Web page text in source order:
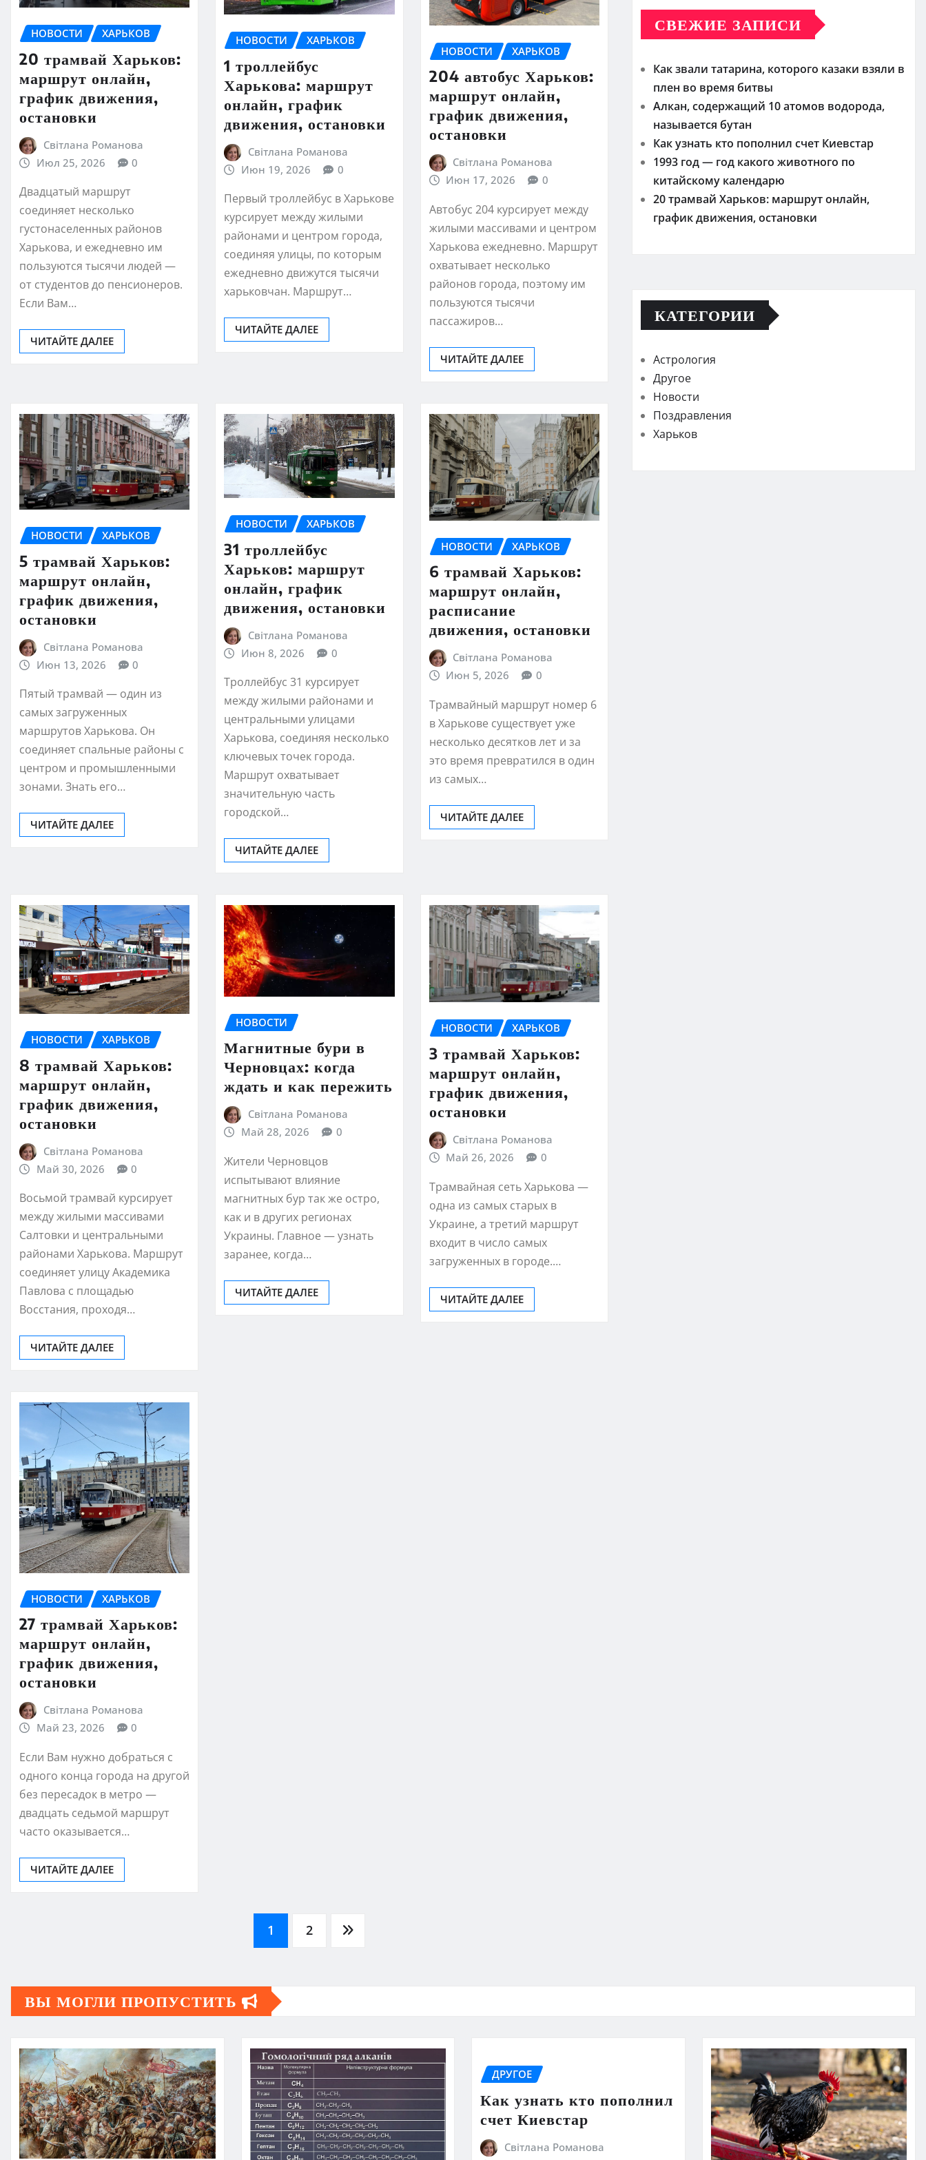
НОВОСТИ ХАРЬКОВ
20 трамвай Харьков:
маршрут онлайн,
график движения,
остановки
Світлана Романова
Июл 25, 2026
0
Двадцатый маршрут
соединяет несколько
густонаселенных районов
Харькова, и ежедневно им
пользуются тысячи людей —
от студентов до пенсионеров.
Если Вам…
ЧИТАЙТЕ ДАЛЕЕ
НОВОСТИ ХАРЬКОВ
1 троллейбус
Харькова: маршрут
онлайн, график
движения, остановки
Світлана Романова
Июн 19, 2026
0
Первый троллейбус в Харькове
курсирует между жилыми
районами и центром города,
соединяя улицы, по которым
ежедневно движутся тысячи
харьковчан. Маршрут…
ЧИТАЙТЕ ДАЛЕЕ
НОВОСТИ ХАРЬКОВ
204 автобус Харьков:
маршрут онлайн,
график движения,
остановки
Світлана Романова
Июн 17, 2026
0
Автобус 204 курсирует между
жилыми массивами и центром
Харькова ежедневно. Маршрут
охватывает несколько
районов города, поэтому им
пользуются тысячи
пассажиров…
ЧИТАЙТЕ ДАЛЕЕ
НОВОСТИ ХАРЬКОВ
5 трамвай Харьков:
маршрут онлайн,
график движения,
остановки
Світлана Романова
Июн 13, 2026
0
Пятый трамвай — один из
самых загруженных
маршрутов Харькова. Он
соединяет спальные районы с
центром и промышленными
зонами. Знать его…
ЧИТАЙТЕ ДАЛЕЕ
НОВОСТИ ХАРЬКОВ
31 троллейбус
Харьков: маршрут
онлайн, график
движения, остановки
Світлана Романова
Июн 8, 2026
0
Троллейбус 31 курсирует
между жилыми районами и
центральными улицами
Харькова, соединяя несколько
ключевых точек города.
Маршрут охватывает
значительную часть
городской…
ЧИТАЙТЕ ДАЛЕЕ
НОВОСТИ ХАРЬКОВ
6 трамвай Харьков:
маршрут онлайн,
расписание
движения, остановки
Світлана Романова
Июн 5, 2026
0
Трамвайный маршрут номер 6
в Харькове существует уже
несколько десятков лет и за
это время превратился в один
из самых…
ЧИТАЙТЕ ДАЛЕЕ
НОВОСТИ ХАРЬКОВ
8 трамвай Харьков:
маршрут онлайн,
график движения,
остановки
Світлана Романова
Май 30, 2026
0
Восьмой трамвай курсирует
между жилыми массивами
Салтовки и центральными
районами Харькова. Маршрут
соединяет улицу Академика
Павлова с площадью
Восстания, проходя…
ЧИТАЙТЕ ДАЛЕЕ
НОВОСТИ
Магнитные бури в
Черновцах: когда
ждать и как пережить
Світлана Романова
Май 28, 2026
0
Жители Черновцов
испытывают влияние
магнитных бур так же остро,
как и в других регионах
Украины. Главное — узнать
заранее, когда…
ЧИТАЙТЕ ДАЛЕЕ
НОВОСТИ ХАРЬКОВ
3 трамвай Харьков:
маршрут онлайн,
график движения,
остановки
Світлана Романова
Май 26, 2026
0
Трамвайная сеть Харькова —
одна из самых старых в
Украине, а третий маршрут
входит в число самых
загруженных в городе.…
ЧИТАЙТЕ ДАЛЕЕ
НОВОСТИ ХАРЬКОВ
27 трамвай Харьков:
маршрут онлайн,
график движения,
остановки
Світлана Романова
Май 23, 2026
0
Если Вам нужно добраться с
одного конца города на другой
без пересадок в метро —
двадцать седьмой маршрут
часто оказывается…
ЧИТАЙТЕ ДАЛЕЕ
1 2
СВЕЖИЕ ЗАПИСИ
Как звали татарина, которого казаки взяли в
плен во время битвы
Алкан, содержащий 10 атомов водорода,
называется бутан
Как узнать кто пополнил счет Киевстар
1993 год — год какого животного по
китайскому календарю
20 трамвай Харьков: маршрут онлайн,
график движения, остановки
КАТЕГОРИИ
Астрология
Другое
Новости
Поздравления
Харьков
ВЫ МОГЛИ ПРОПУСТИТЬ
ДРУГОЕ
Как узнать кто пополнил
счет Киевстар
Світлана Романова